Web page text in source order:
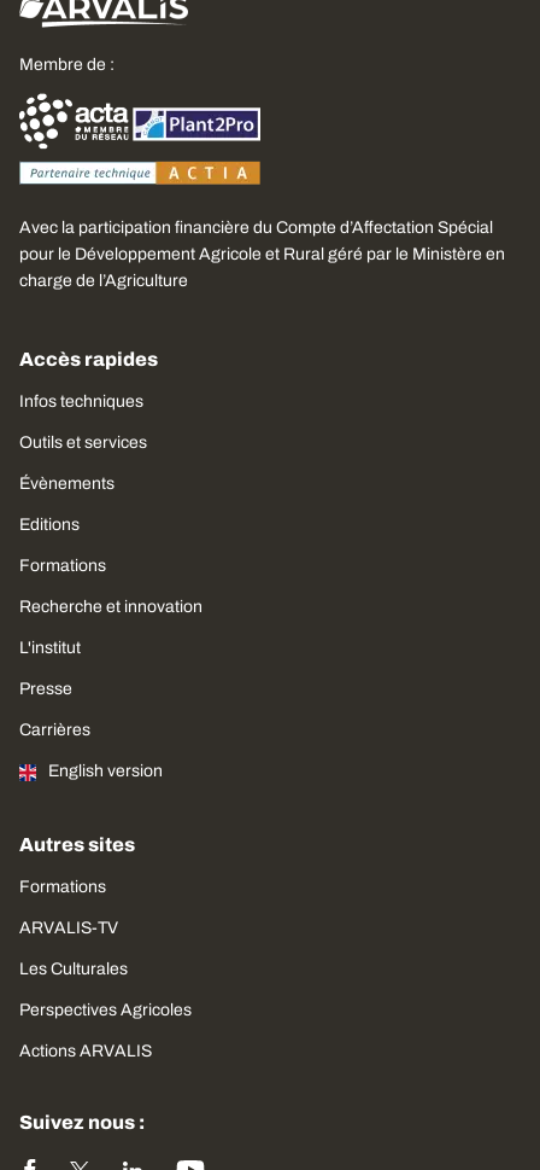
Membre de :
Avec la participation financière du Compte d’Affectation Spécial
pour le Développement Agricole et Rural géré par le Ministère en
charge de l’Agriculture
Accès rapides
Infos techniques
Outils et services
Évènements
Editions
Formations
Recherche et innovation
L'institut
Presse
Carrières
English version
Autres sites
Formations
ARVALIS-TV
Les Culturales
Perspectives Agricoles
Actions ARVALIS
Suivez nous :